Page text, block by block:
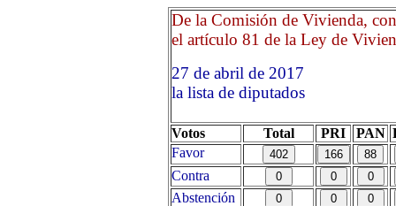
De la Comisión de Vivienda,
el artículo 81 de la Ley de
27 de abril de 2017
la lista de diputados
Votos Total PRI PAN
Favor
Contra
Abstención